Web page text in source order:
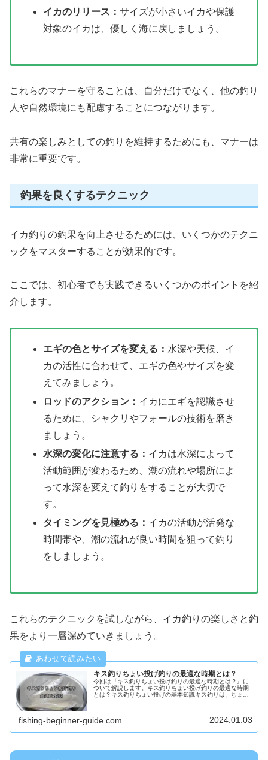
イカのリリース：サイズが小さいイカや保護
対象のイカは、優しく海に戻しましょう。
これらのマナーを守ることは、自分だけでなく、他の釣り
人や自然環境にも配慮することにつながります。
共有の楽しみとしての釣りを維持するためにも、マナーは
非常に重要です。
釣果を良くするテクニック
イカ釣りの釣果を向上させるためには、いくつかのテクニ
ックをマスターすることが効果的です。
ここでは、初心者でも実践できるいくつかのポイントを紹
介します。
エギの色とサイズを変える： 水深や天候、イ
カの活性に合わせて、エギの色やサイズを変
えてみましょう。
ロッドのアクション： イカにエギを認識させ
るために、シャクリやフォールの技術を磨き
ましょう。
水深の変化に注意する： イカは水深によって
活動範囲が変わるため、潮の流れや場所によ
って水深を変えて釣りをすることが大切で
す。
タイミングを見極める： イカの活動が活発な
時間帯や、潮の流れが良い時間を狙って釣り
をしましょう。
これらのテクニックを試しながら、イカ釣りの楽しさと釣
果をより一層深めていきましょう。
キス釣りちょい投げ釣りの最適な時期とは？
今回は『キス釣りちょい投げ釣りの最適な時期とは？』に
ついて解説します。キス釣りちょい投げ釣りの最適な時期
とは？キス釣りちょい投げの基本知識キス釣りは、ちょい
fishing-beginner-guide.com 2024.01.03